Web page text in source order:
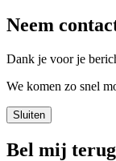
Neem
Dank je voor je
We komen zo snel
Sluiten
Bel mij terug